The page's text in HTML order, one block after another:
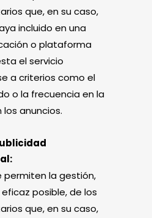
que, en su caso,
incluido en una
o plataforma
el servicio
a criterios como el
o la frecuencia en la
anuncios.
permiten la gestión,
posible, de los
que, en su caso,